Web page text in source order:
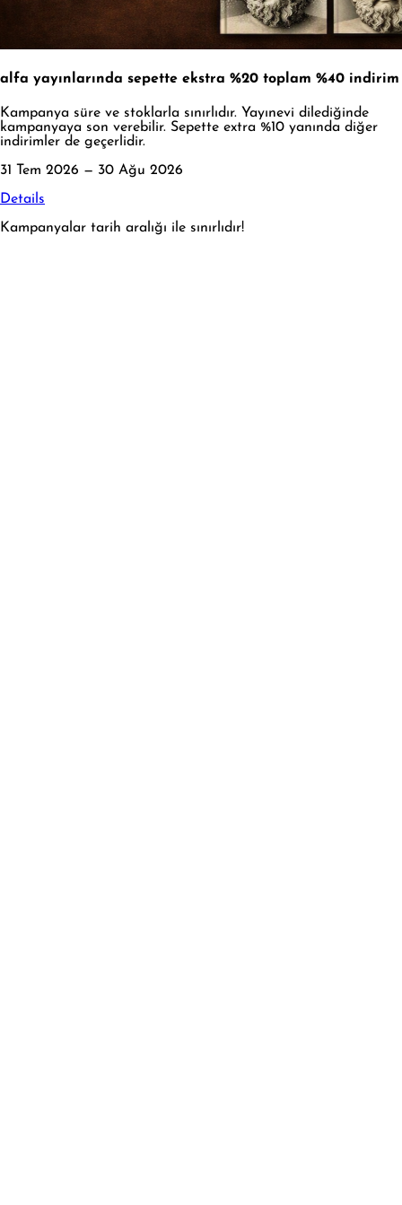
alfa yayınlarında sepette ekstra %20 toplam %40 indirim
Kampanya süre ve stoklarla sınırlıdır. Yayınevi dilediğinde
kampanyaya son verebilir. Sepette extra %10 yanında diğer
indirimler de geçerlidir.
31 Tem 2026 — 30 Ağu 2026
Details
Kampanyalar tarih aralığı ile sınırlıdır!